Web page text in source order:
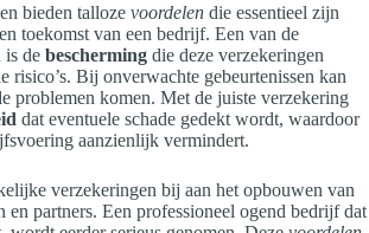
bieden talloze voordelen die essentieel zijn
toekomst van een bedrijf. Een van de
is de bescherming die deze verzekeringen
risico’s. Bij onverwachte gebeurtenissen kan
problemen komen. Met de juiste verzekering
dat eventuele schade gedekt wordt, waardoor
aanzienlijk vermindert.
verzekeringen bij aan het opbouwen van
partners. Een professioneel ogend bedrijf dat